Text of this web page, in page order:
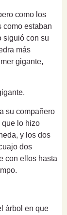
como los
como estaban
siguió con su
más
gigante,
su compañero
que lo hizo
y los dos
dos
con ellos hasta
árbol en que